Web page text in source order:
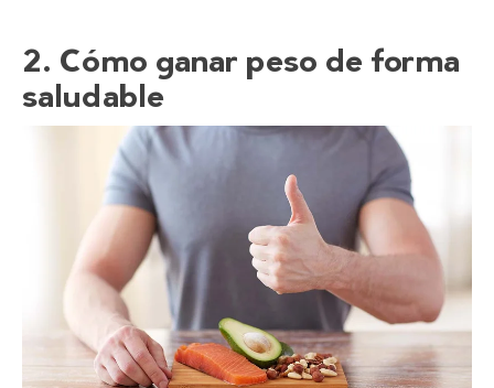
2. Cómo ganar peso de forma
saludable